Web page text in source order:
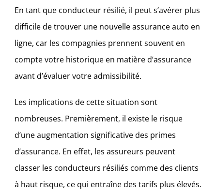
En tant que conducteur résilié, il peut s’avérer plus
difficile de trouver une nouvelle assurance auto en
ligne, car les compagnies prennent souvent en
compte votre historique en matière d’assurance
avant d’évaluer votre admissibilité.
Les implications de cette situation sont
nombreuses. Premièrement, il existe le risque
d’une augmentation significative des primes
d’assurance. En effet, les assureurs peuvent
classer les conducteurs résiliés comme des clients
à haut risque, ce qui entraîne des tarifs plus élevés.